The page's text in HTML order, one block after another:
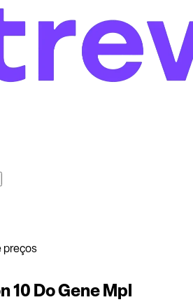
preços
10 Do Gene Mpl